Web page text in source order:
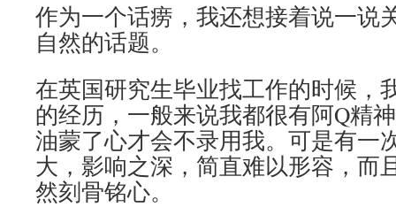
作为一个话痨，我还想接着说一说
自然的话题。
在英国研究生毕业找工作的时候，
的经历，一般来说我都很有阿Q精
油蒙了心才会不录用我。可是有一
大，影响之深，简直难以形容，而
然刻骨铭心。